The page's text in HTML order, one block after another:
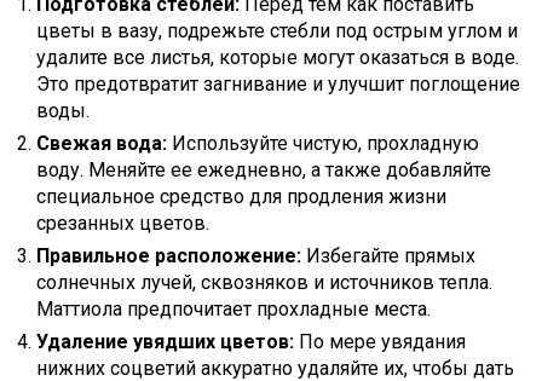
цветы в вазу, подрежьте стебли под острым углом и
удалите все листья, которые могут оказаться в воде.
Это предотвратит загнивание и улучшит поглощение
воды.
Свежая вода: Используйте чистую, прохладную
воду. Меняйте ее ежедневно, а также добавляйте
специальное средство для продления жизни
срезанных цветов.
Правильное расположение: Избегайте прямых
солнечных лучей, сквозняков и источников тепла.
Маттиола предпочитает прохладные места.
Удаление увядших цветов: По мере увядания
нижних соцветий аккуратно удаляйте их, чтобы дать